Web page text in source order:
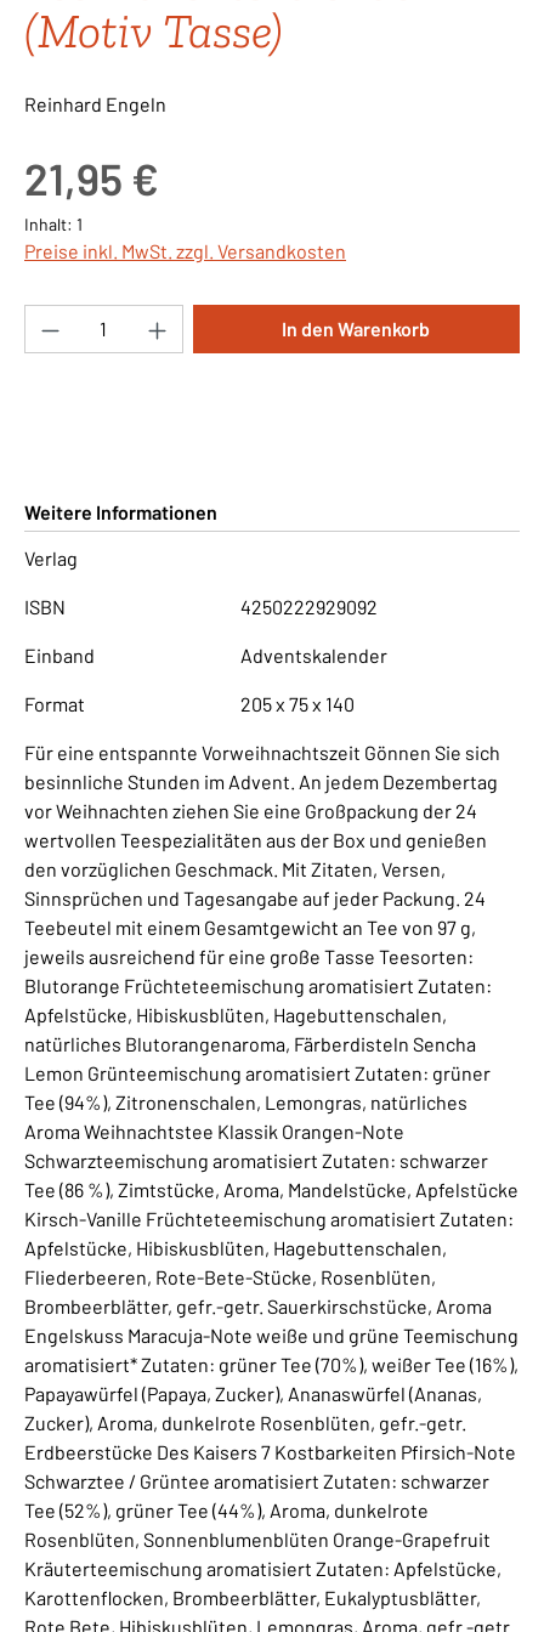
(Motiv Tasse)
Reinhard Engeln
21,95 €
Inhalt: 1
Preise inkl. MwSt. zzgl. Versandkosten
Produkt Anzahl: Gib den gewünschten
In den Warenkorb
Weitere Informationen
Verlag
ISBN 4250222929092
Einband Adventskalender
Format 205 x 75 x 140
Für eine entspannte Vorweihnachtszeit Gönnen Sie sich
besinnliche Stunden im Advent. An jedem Dezembertag
vor Weihnachten ziehen Sie eine Großpackung der 24
wertvollen Teespezialitäten aus der Box und genießen
den vorzüglichen Geschmack. Mit Zitaten, Versen,
Sinnsprüchen und Tagesangabe auf jeder Packung. 24
Teebeutel mit einem Gesamtgewicht an Tee von 97 g,
jeweils ausreichend für eine große Tasse Teesorten:
Blutorange Früchteteemischung aromatisiert Zutaten:
Apfelstücke, Hibiskusblüten, Hagebuttenschalen,
natürliches Blutorangenaroma, Färberdisteln Sencha
Lemon Grünteemischung aromatisiert Zutaten: grüner
Tee (94%), Zitronenschalen, Lemongras, natürliches
Aroma Weihnachtstee Klassik Orangen-Note
Schwarzteemischung aromatisiert Zutaten: schwarzer
Tee (86 %), Zimtstücke, Aroma, Mandelstücke, Apfelstücke
Kirsch-Vanille Früchteteemischung aromatisiert Zutaten:
Apfelstücke, Hibiskusblüten, Hagebuttenschalen,
Fliederbeeren, Rote-Bete-Stücke, Rosenblüten,
Brombeerblätter, gefr.-getr. Sauerkirschstücke, Aroma
Engelskuss Maracuja-Note weiße und grüne Teemischung
aromatisiert* Zutaten: grüner Tee (70%), weißer Tee (16%),
Papayawürfel (Papaya, Zucker), Ananaswürfel (Ananas,
Zucker), Aroma, dunkelrote Rosenblüten, gefr.-getr.
Erdbeerstücke Des Kaisers 7 Kostbarkeiten Pfirsich-Note
Schwarztee / Grüntee aromatisiert Zutaten: schwarzer
Tee (52%), grüner Tee (44%), Aroma, dunkelrote
Rosenblüten, Sonnenblumenblüten Orange-Grapefruit
Kräuterteemischung aromatisiert Zutaten: Apfelstücke,
Karottenflocken, Brombeerblätter, Eukalyptusblätter,
Rote Bete, Hibiskusblüten, Lemongras, Aroma, gefr.-getr.